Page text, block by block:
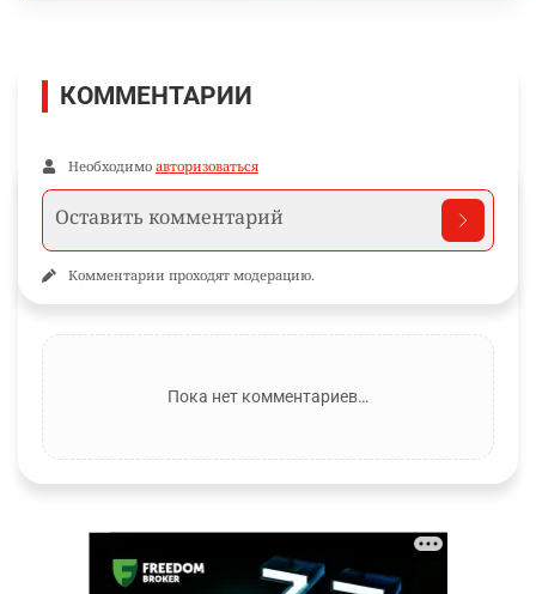
КОММЕНТАРИИ
Необходимо авторизоваться
Комментарии проходят модерацию.
Пока нет комментариев…